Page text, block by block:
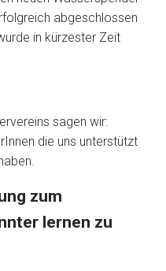
abgeschlossen
in kürzester Zeit
sagen wir:
die uns unterstützt
zum
lernen zu